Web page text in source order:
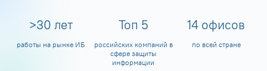
>30 лет
работы на рынке ИБ
Топ 5
российских компаний в
сфере защиты
информации
14 офисов
по всей стране